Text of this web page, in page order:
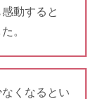
動すると
。
くなるとい